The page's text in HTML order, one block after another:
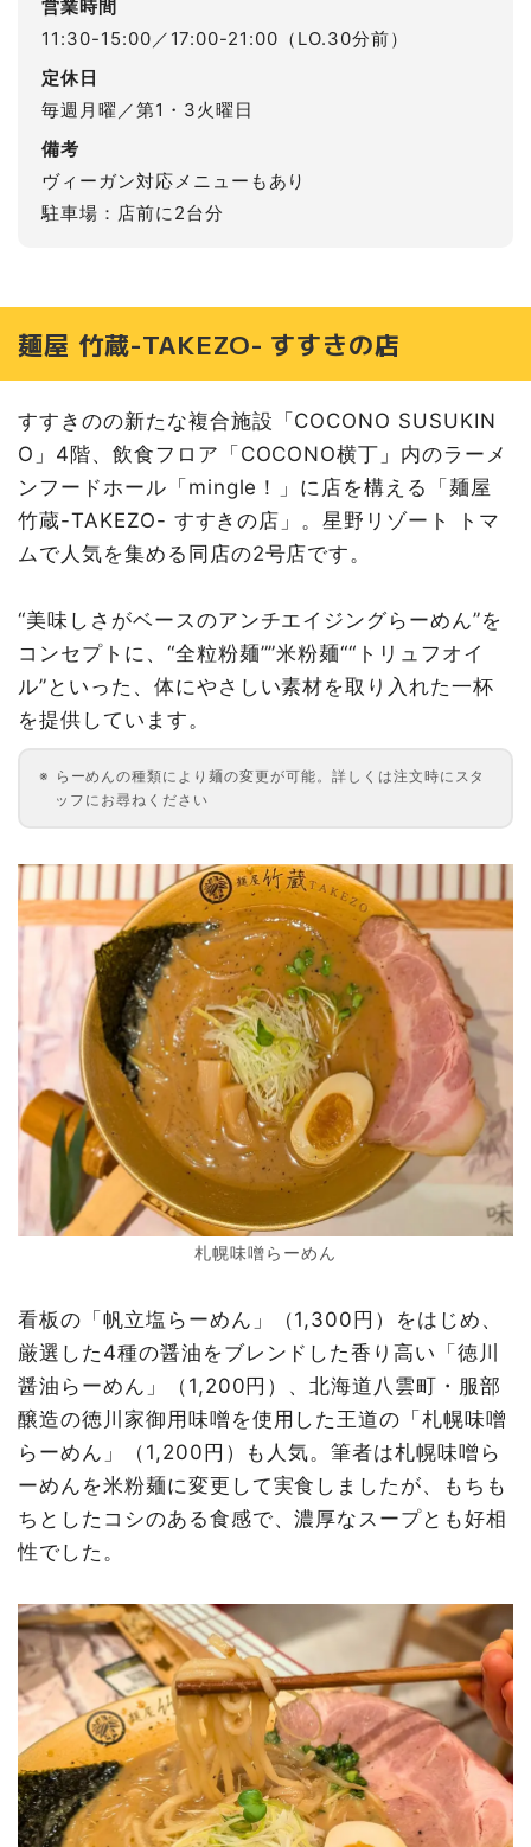
営業時間
11:30-15:00／17:00-21:00（LO.30分前）
定休日
毎週月曜／第1・3火曜日
備考
ヴィーガン対応メニューもあり
駐車場：店前に2台分
麺屋 竹蔵-TAKEZO- すすきの店
すすきのの新たな複合施設「COCONO SUSUKIN
O」4階、飲食フロア「COCONO横丁」内のラーメ
ンフードホール「mingle！」に店を構える「麺屋
竹蔵-TAKEZO- すすきの店」。星野リゾート トマ
ムで人気を集める同店の2号店です。
“美味しさがベースのアンチエイジングらーめん”を
コンセプトに、“全粒粉麺””米粉麺““トリュフオイ
ル”といった、体にやさしい素材を取り入れた一杯
を提供しています。
らーめんの種類により麺の変更が可能。詳しくは注文時にスタ
ッフにお尋ねください
札幌味噌らーめん
看板の「帆立塩らーめん」（1,300円）をはじめ、
厳選した4種の醤油をブレンドした香り高い「徳川
醤油らーめん」（1,200円）、北海道八雲町・服部
醸造の徳川家御用味噌を使用した王道の「札幌味噌
らーめん」（1,200円）も人気。筆者は札幌味噌ら
ーめんを米粉麺に変更して実食しましたが、もちも
ちとしたコシのある食感で、濃厚なスープとも好相
性でした。